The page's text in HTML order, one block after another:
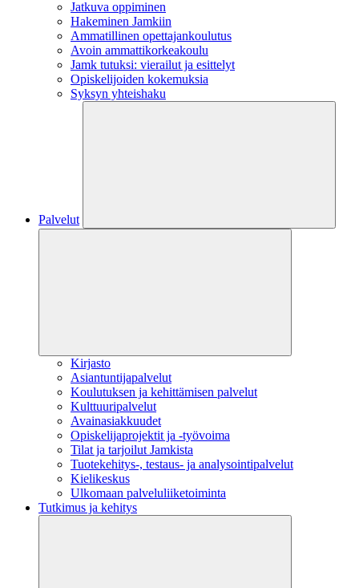
Jatkuva oppiminen
Hakeminen Jamkiin
Ammatillinen opettajankoulutus
Avoin ammattikorkeakoulu
Jamk tutuksi: vierailut ja esittelyt
Opiskelijoiden kokemuksia
Syksyn yhteishaku
Palvelut
Kirjasto
Asiantuntijapalvelut
Koulutuksen ja kehittämisen palvelut
Kulttuuripalvelut
Avainasiakkuudet
Opiskelijaprojektit​ ja -työvoima
Tilat ja tarjoilut Jamkista
Tuotekehitys-, testaus- ja analysointipalvelut
Kielikeskus
Ulkomaan palveluliiketoiminta
Tutkimus ja kehitys